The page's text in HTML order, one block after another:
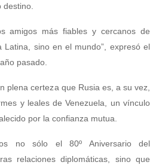
amigos más fiables y cercanos de
Latina, sino en el mundo”, expresó el
pasado.
plena certeza que Rusia es, a su vez,
y leales de Venezuela, un vínculo
por la confianza mutua.
no sólo el 80º Aniversario del
relaciones diplomáticas, sino que